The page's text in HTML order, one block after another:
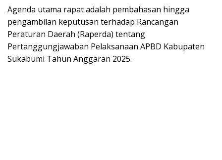
Agenda utama rapat adalah pembahasan hingga
pengambilan keputusan terhadap Rancangan
Peraturan Daerah (Raperda) tentang
Pertanggungjawaban Pelaksanaan APBD Kabupaten
Sukabumi Tahun Anggaran 2025.